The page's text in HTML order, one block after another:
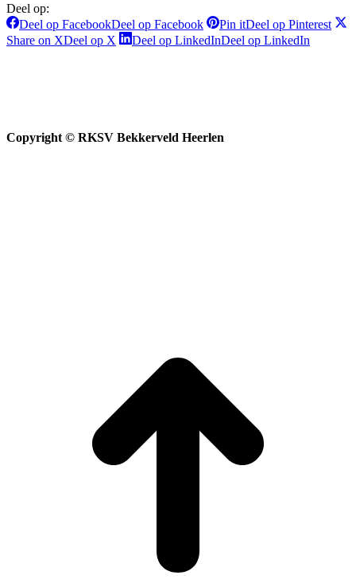
Deel op:
Deel op FacebookDeel op Facebook Pin itDeel op Pinterest
Share on XDeel op X Deel op LinkedInDeel op LinkedIn
Copyright © RKSV Bekkerveld Heerlen